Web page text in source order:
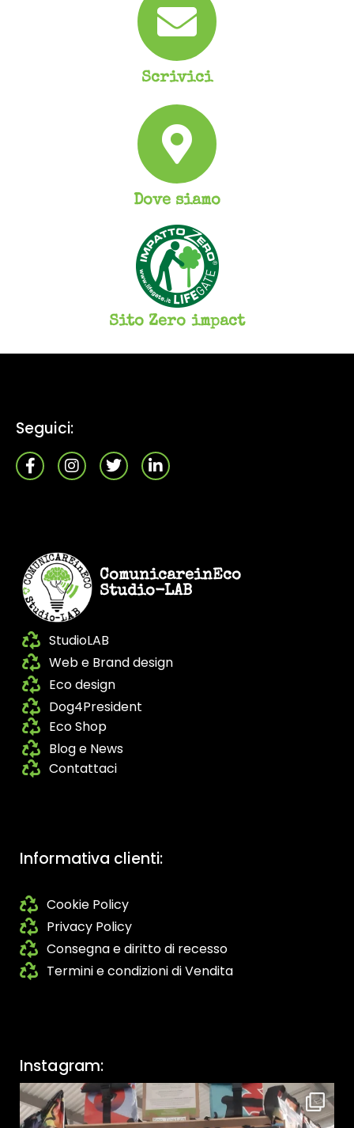
Scrivici
Dove siamo
Sito Zero impact
Seguici:
ComunicareinEco
Studio-LAB
StudioLAB
Web e Brand design
Eco design
Dog4President
Eco Shop
Blog e News
Contattaci
Informativa clienti:
Cookie Policy
Privacy Policy
Consegna e diritto di recesso
Termini e condizioni di Vendita
Instagram: